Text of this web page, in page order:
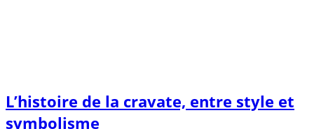
L’histoire de la cravate, entre style et
symbolisme